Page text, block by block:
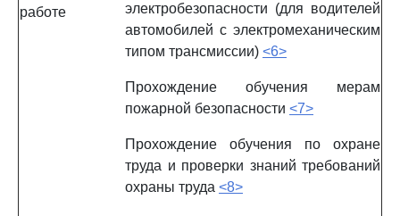
работе
электробезопасности (для водителей
автомобилей с электромеханическим
типом трансмиссии) <6>
Прохождение обучения мерам
пожарной безопасности <7>
Прохождение обучения по охране
труда и проверки знаний требований
охраны труда <8>